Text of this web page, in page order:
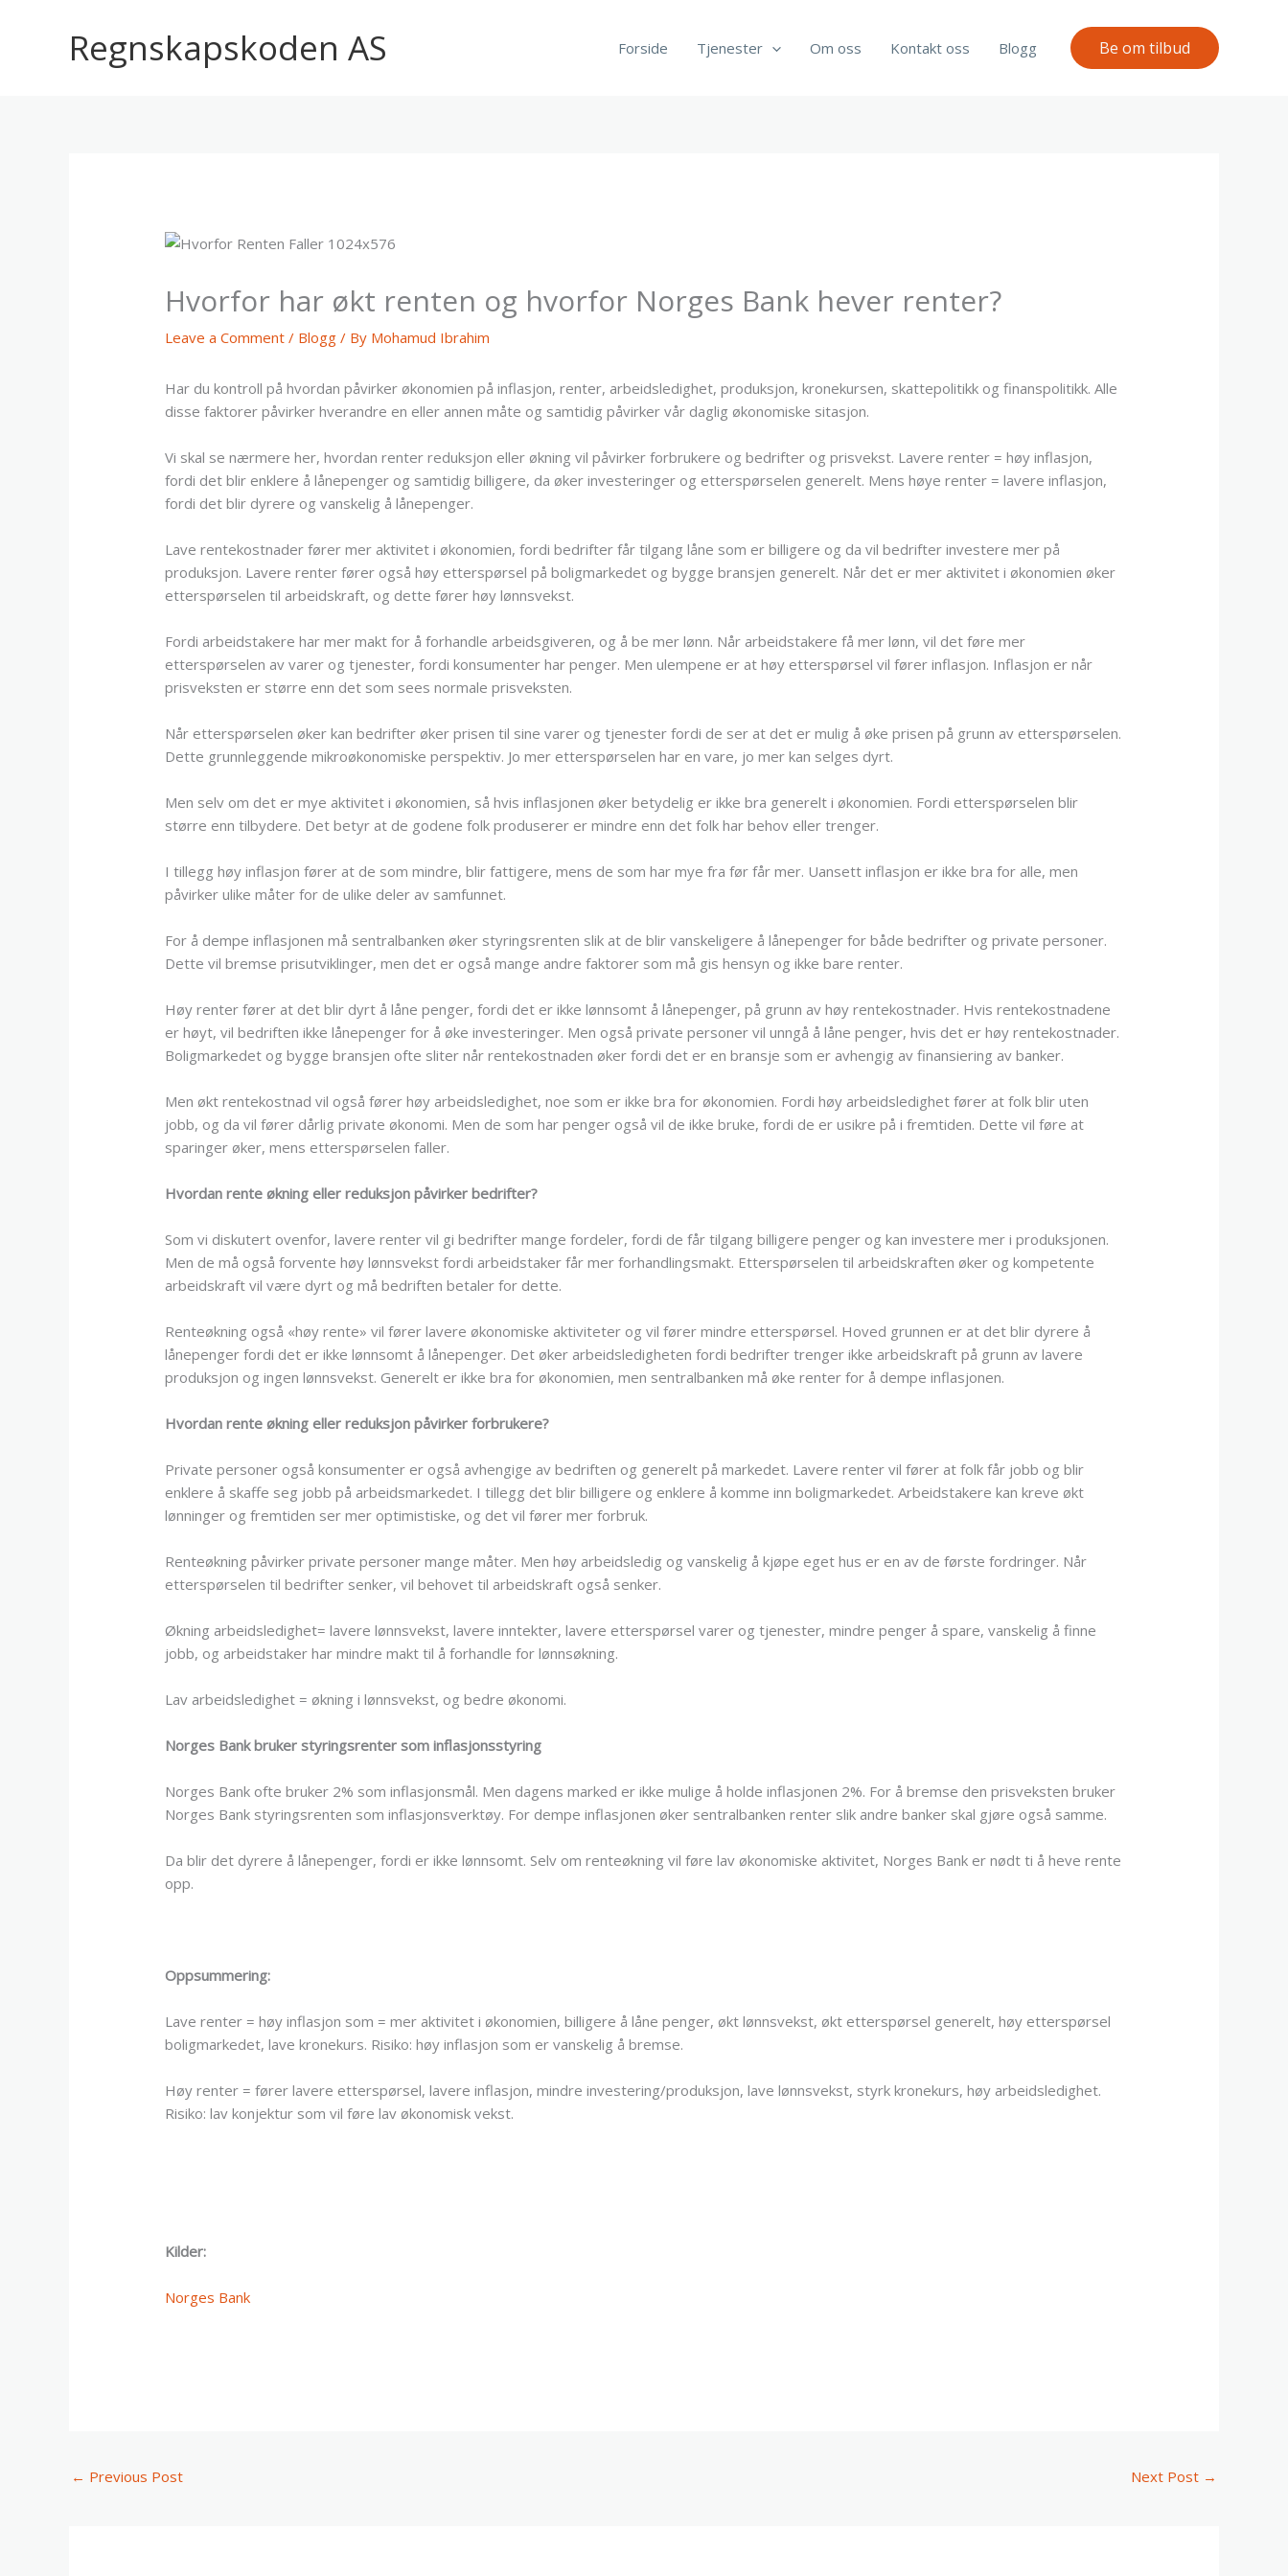
Regnskapskoden AS Forside Tjenester Om oss Kontakt oss Blogg Be om tilbud
Hvorfor har økt renten og hvorfor Norges Bank hever renter?
Leave a Comment / Blogg / By Mohamud Ibrahim
Har du kontroll på hvordan påvirker økonomien på inflasjon, renter, arbeidsledighet, produksjon, kronekursen, skattepolitikk og finanspolitikk. Alle
disse faktorer påvirker hverandre en eller annen måte og samtidig påvirker vår daglig økonomiske sitasjon.
Vi skal se nærmere her, hvordan renter reduksjon eller økning vil påvirker forbrukere og bedrifter og prisvekst. Lavere renter = høy inflasjon,
fordi det blir enklere å lånepenger og samtidig billigere, da øker investeringer og etterspørselen generelt. Mens høye renter = lavere inflasjon,
fordi det blir dyrere og vanskelig å lånepenger.
Lave rentekostnader fører mer aktivitet i økonomien, fordi bedrifter får tilgang låne som er billigere og da vil bedrifter investere mer på
produksjon. Lavere renter fører også høy etterspørsel på boligmarkedet og bygge bransjen generelt. Når det er mer aktivitet i økonomien øker
etterspørselen til arbeidskraft, og dette fører høy lønnsvekst.
Fordi arbeidstakere har mer makt for å forhandle arbeidsgiveren, og å be mer lønn. Når arbeidstakere få mer lønn, vil det føre mer
etterspørselen av varer og tjenester, fordi konsumenter har penger. Men ulempene er at høy etterspørsel vil fører inflasjon. Inflasjon er når
prisveksten er større enn det som sees normale prisveksten.
Når etterspørselen øker kan bedrifter øker prisen til sine varer og tjenester fordi de ser at det er mulig å øke prisen på grunn av etterspørselen.
Dette grunnleggende mikroøkonomiske perspektiv. Jo mer etterspørselen har en vare, jo mer kan selges dyrt.
Men selv om det er mye aktivitet i økonomien, så hvis inflasjonen øker betydelig er ikke bra generelt i økonomien. Fordi etterspørselen blir
større enn tilbydere. Det betyr at de godene folk produserer er mindre enn det folk har behov eller trenger.
I tillegg høy inflasjon fører at de som mindre, blir fattigere, mens de som har mye fra før får mer. Uansett inflasjon er ikke bra for alle, men
påvirker ulike måter for de ulike deler av samfunnet.
For å dempe inflasjonen må sentralbanken øker styringsrenten slik at de blir vanskeligere å lånepenger for både bedrifter og private personer.
Dette vil bremse prisutviklinger, men det er også mange andre faktorer som må gis hensyn og ikke bare renter.
Høy renter fører at det blir dyrt å låne penger, fordi det er ikke lønnsomt å lånepenger, på grunn av høy rentekostnader. Hvis rentekostnadene
er høyt, vil bedriften ikke lånepenger for å øke investeringer. Men også private personer vil unngå å låne penger, hvis det er høy rentekostnader.
Boligmarkedet og bygge bransjen ofte sliter når rentekostnaden øker fordi det er en bransje som er avhengig av finansiering av banker.
Men økt rentekostnad vil også fører høy arbeidsledighet, noe som er ikke bra for økonomien. Fordi høy arbeidsledighet fører at folk blir uten
jobb, og da vil fører dårlig private økonomi. Men de som har penger også vil de ikke bruke, fordi de er usikre på i fremtiden. Dette vil føre at
sparinger øker, mens etterspørselen faller.
Hvordan rente økning eller reduksjon påvirker bedrifter?
Som vi diskutert ovenfor, lavere renter vil gi bedrifter mange fordeler, fordi de får tilgang billigere penger og kan investere mer i produksjonen.
Men de må også forvente høy lønnsvekst fordi arbeidstaker får mer forhandlingsmakt. Etterspørselen til arbeidskraften øker og kompetente
arbeidskraft vil være dyrt og må bedriften betaler for dette.
Renteøkning også «høy rente» vil fører lavere økonomiske aktiviteter og vil fører mindre etterspørsel. Hoved grunnen er at det blir dyrere å
lånepenger fordi det er ikke lønnsomt å lånepenger. Det øker arbeidsledigheten fordi bedrifter trenger ikke arbeidskraft på grunn av lavere
produksjon og ingen lønnsvekst. Generelt er ikke bra for økonomien, men sentralbanken må øke renter for å dempe inflasjonen.
Hvordan rente økning eller reduksjon påvirker forbrukere?
Private personer også konsumenter er også avhengige av bedriften og generelt på markedet. Lavere renter vil fører at folk får jobb og blir
enklere å skaffe seg jobb på arbeidsmarkedet. I tillegg det blir billigere og enklere å komme inn boligmarkedet. Arbeidstakere kan kreve økt
lønninger og fremtiden ser mer optimistiske, og det vil fører mer forbruk.
Renteøkning påvirker private personer mange måter. Men høy arbeidsledig og vanskelig å kjøpe eget hus er en av de første fordringer. Når
etterspørselen til bedrifter senker, vil behovet til arbeidskraft også senker.
Økning arbeidsledighet= lavere lønnsvekst, lavere inntekter, lavere etterspørsel varer og tjenester, mindre penger å spare, vanskelig å finne
jobb, og arbeidstaker har mindre makt til å forhandle for lønnsøkning.
Lav arbeidsledighet = økning i lønnsvekst, og bedre økonomi.
Norges Bank bruker styringsrenter som inflasjonsstyring
Norges Bank ofte bruker 2% som inflasjonsmål. Men dagens marked er ikke mulige å holde inflasjonen 2%. For å bremse den prisveksten bruker
Norges Bank styringsrenten som inflasjonsverktøy. For dempe inflasjonen øker sentralbanken renter slik andre banker skal gjøre også samme.
Da blir det dyrere å lånepenger, fordi er ikke lønnsomt. Selv om renteøkning vil føre lav økonomiske aktivitet, Norges Bank er nødt ti å heve rente
opp.
Oppsummering:
Lave renter = høy inflasjon som = mer aktivitet i økonomien, billigere å låne penger, økt lønnsvekst, økt etterspørsel generelt, høy etterspørsel
boligmarkedet, lave kronekurs. Risiko: høy inflasjon som er vanskelig å bremse.
Høy renter = fører lavere etterspørsel, lavere inflasjon, mindre investering/produksjon, lave lønnsvekst, styrk kronekurs, høy arbeidsledighet.
Risiko: lav konjektur som vil føre lav økonomisk vekst.
Kilder:
Norges Bank
← Previous Post Next Post →